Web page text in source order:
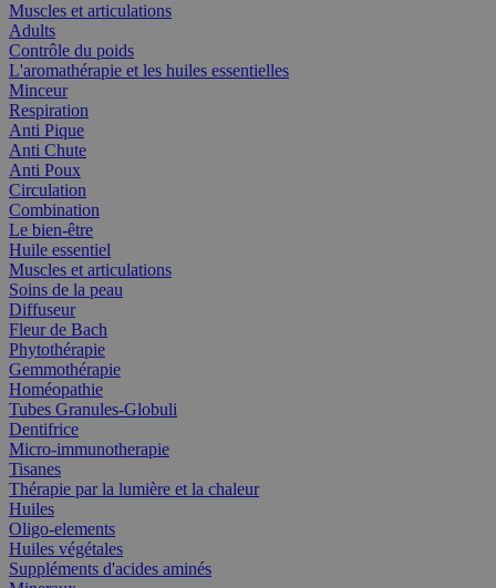
Muscles et articulations
Adults
Contrôle du poids
L'aromathérapie et les huiles essentielles
Minceur
Respiration
Anti Pique
Anti Chute
Anti Poux
Circulation
Combination
Le bien-être
Huile essentiel
Muscles et articulations
Soins de la peau
Diffuseur
Fleur de Bach
Phytothérapie
Gemmothérapie
Homéopathie
Tubes Granules-Globuli
Dentifrice
Micro-immunotherapie
Tisanes
Thérapie par la lumière et la chaleur
Huiles
Oligo-elements
Huiles végétales
Suppléments d'acides aminés